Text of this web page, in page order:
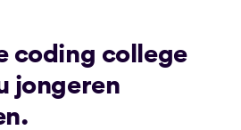
coding college
jongeren